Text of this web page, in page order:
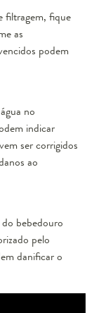
filtragem, fique
as
podem
no
indicar
ser corrigidos
ao
bebedouro
pelo
danificar o